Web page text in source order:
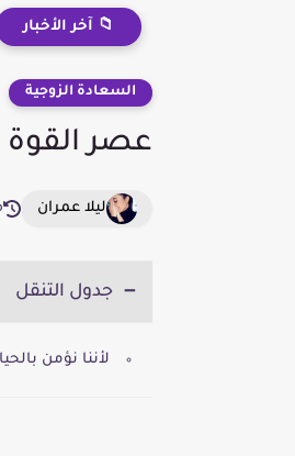
📁 آخر الأخبار
السعادة الزوجية
عصر القوة
ليلا عمران
جدول التنقل
لأننا نؤمن